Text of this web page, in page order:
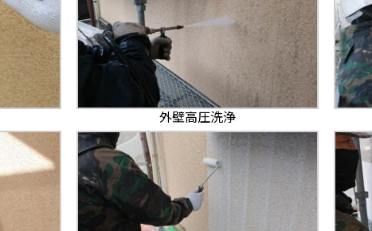
外壁高圧洗浄